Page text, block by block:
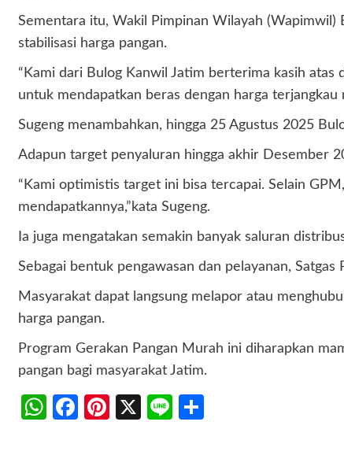
Sementara itu, Wakil Pimpinan Wilayah (Wapimwil)
stabilisasi harga pangan.
“Kami dari Bulog Kanwil Jatim berterima kasih atas
untuk mendapatkan beras dengan harga terjangkau
Sugeng menambahkan, hingga 25 Agustus 2025
Adapun target penyaluran hingga akhir Desember
“Kami optimistis target ini bisa tercapai. Selain
mendapatkannya,”kata Sugeng.
Ia juga mengatakan semakin banyak saluran
Sebagai bentuk pengawasan dan pelayanan,
Masyarakat dapat langsung melapor atau
harga pangan.
Program Gerakan Pangan Murah ini diharapkan
pangan bagi masyarakat Jatim.
WhatsApp
Facebook
Pinterest
X Line